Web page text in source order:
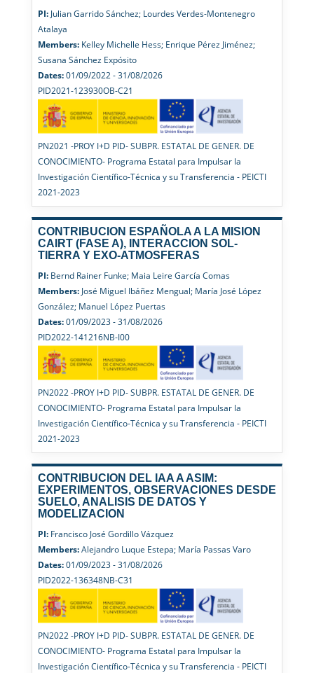
PI:Julian Garrido Sánchez; Lourdes Verdes-Montenegro
Atalaya
Members:Kelley Michelle Hess; Enrique Pérez Jiménez;
Susana Sánchez Expósito
Dates:01/09/2022 - 31/08/2026
PID2021-123930OB-C21
PN2021 -PROY I+D PID- SUBPR. ESTATAL DE GENER. DE
CONOCIMIENTO- Programa Estatal para Impulsar la
Investigación Científico-Técnica y su Transferencia - PEICTI
2021-2023
CONTRIBUCION ESPAÑOLA A LA MISION
CAIRT (FASE A), INTERACCION SOL-
TIERRA Y EXO-ATMOSFERAS
PI:Bernd Rainer Funke; Maia Leire García Comas
Members:José Miguel Ibáñez Mengual; María José López
González; Manuel López Puertas
Dates:01/09/2023 - 31/08/2026
PID2022-141216NB-I00
PN2022 -PROY I+D PID- SUBPR. ESTATAL DE GENER. DE
CONOCIMIENTO- Programa Estatal para Impulsar la
Investigación Científico-Técnica y su Transferencia - PEICTI
2021-2023
CONTRIBUCION DEL IAA A ASIM:
EXPERIMENTOS, OBSERVACIONES DESDE
SUELO, ANALISIS DE DATOS Y
MODELIZACION
PI:Francisco José Gordillo Vázquez
Members:Alejandro Luque Estepa; María Passas Varo
Dates:01/09/2023 - 31/08/2026
PID2022-136348NB-C31
PN2022 -PROY I+D PID- SUBPR. ESTATAL DE GENER. DE
CONOCIMIENTO- Programa Estatal para Impulsar la
Investigación Científico-Técnica y su Transferencia - PEICTI